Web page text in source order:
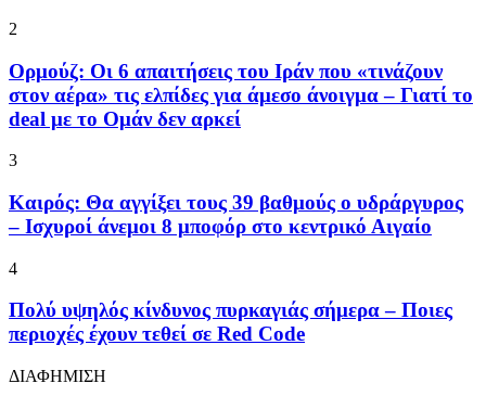
2
Ορμούζ: Οι 6 απαιτήσεις του Ιράν που «τινάζουν
στον αέρα» τις ελπίδες για άμεσο άνοιγμα – Γιατί το
deal με το Ομάν δεν αρκεί
3
Καιρός: Θα αγγίξει τους 39 βαθμούς ο υδράργυρος
– Ισχυροί άνεμοι 8 μποφόρ στο κεντρικό Αιγαίο
4
Πολύ υψηλός κίνδυνος πυρκαγιάς σήμερα – Ποιες
περιοχές έχουν τεθεί σε Red Code
ΔΙΑΦΗΜΙΣΗ